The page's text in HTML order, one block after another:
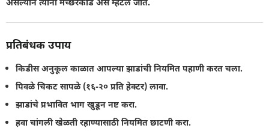
असल्याने त्यांना मच्छरकीड असे म्हटले जाते.
प्रतिबंधक उपाय
किडीस अनुकूल काळात आपल्या झाडांची नियमित पहाणी करत चला.
पिवळे चिकट सापळे (१६-२० प्रति हेक्टर) लावा.
झाडांचे प्रभावित भाग खुडून नष्ट करा.
हवा चांगली खेळती रहाण्यासाठी नियमित छाटणी करा.